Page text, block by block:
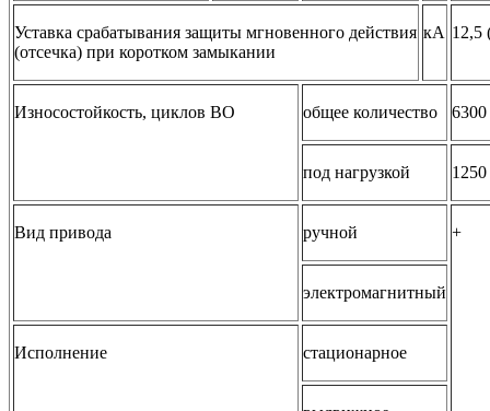
Уставка срабатывания защиты мгновенного действия
(отсечка) при коротком замыкании
кА 12,5
Износостойкость, циклов ВО общее количество 6300
под нагрузкой 1250
Вид привода ручной +
электромагнитный
Исполнение стационарное